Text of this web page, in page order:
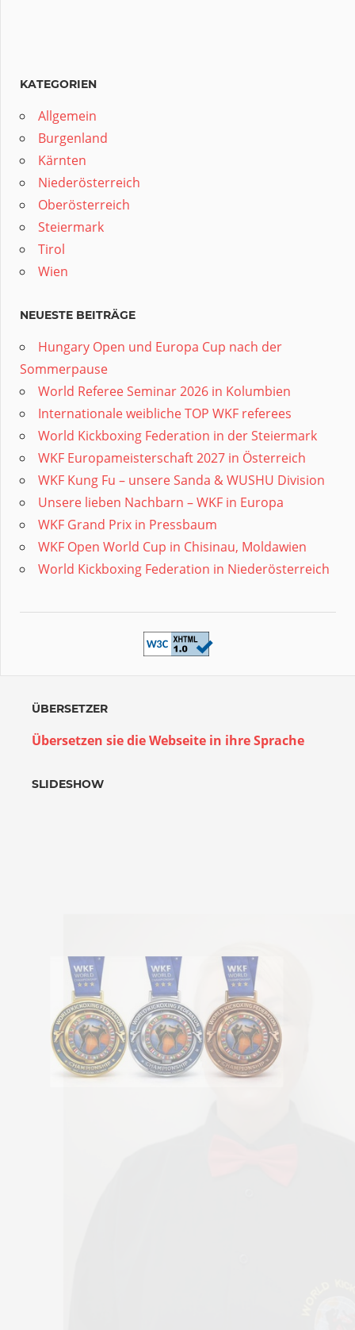
KATEGORIEN
Allgemein
Burgenland
Kärnten
Niederösterreich
Oberösterreich
Steiermark
Tirol
Wien
NEUESTE BEITRÄGE
Hungary Open und Europa Cup nach der
Sommerpause
World Referee Seminar 2026 in Kolumbien
Internationale weibliche TOP WKF referees
World Kickboxing Federation in der Steiermark
WKF Europameisterschaft 2027 in Österreich
WKF Kung Fu – unsere Sanda & WUSHU Division
Unsere lieben Nachbarn – WKF in Europa
WKF Grand Prix in Pressbaum
WKF Open World Cup in Chisinau, Moldawien
World Kickboxing Federation in Niederösterreich
ÜBERSETZER
Übersetzen sie die Webseite in ihre Sprache
SLIDESHOW